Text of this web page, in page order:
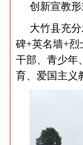
创新宣教
大竹县充
碑+英名墙+烈
干部、青少年
育、爱国主义